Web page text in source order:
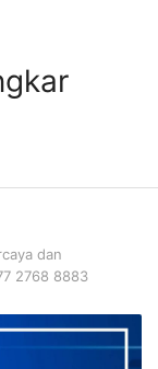
dan
2768 8883